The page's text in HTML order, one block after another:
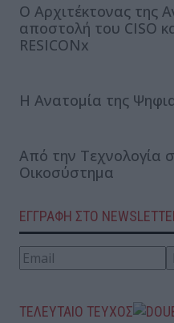
Ο Αρχιτέκτονας της
αποστολή του CISO
RESICONx
Η Ανατομία της
Από την Τεχνολογία
Οικοσύστημα
ΕΓΓΡΑΦΗ ΣΤΟ
ΤΕΛΕΥΤΑΙΟ ΤΕΥΧΟΣ